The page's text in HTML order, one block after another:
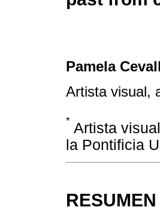
Pamela
Artista visual,
* Artista
la Pontificia
RESUMEN